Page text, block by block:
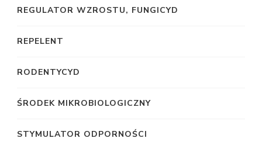
REGULATOR WZROSTU, FUNGICYD
REPELENT
RODENTYCYD
ŚRODEK MIKROBIOLOGICZNY
STYMULATOR ODPORNOŚCI